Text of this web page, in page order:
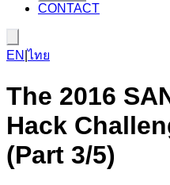
CONTACT
EN |ไทย
The 2016
Hack
(Part 3/5)